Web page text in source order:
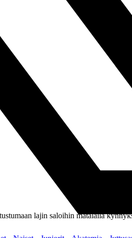
lajin saloihin matalalla